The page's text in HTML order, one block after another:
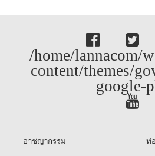
/home/lannacom/
content/themes/
google-
อาชญากรรม
ท่